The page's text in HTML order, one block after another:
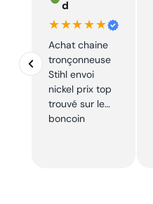
d
★★★★★
Achat chaine
tronçonneuse
Stihl envoi
nickel prix top
trouvé sur le
boncoin